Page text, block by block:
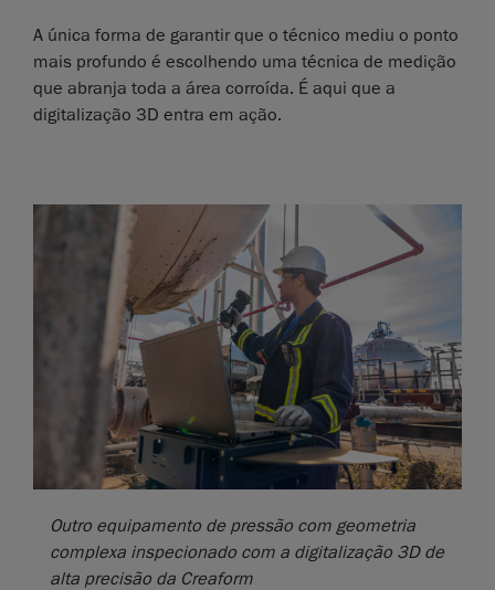
A única forma de garantir que o técnico mediu o ponto
mais profundo é escolhendo uma técnica de medição
que abranja toda a área corroída. É aqui que a
digitalização 3D entra em ação.
Outro equipamento de pressão com geometria
complexa inspecionado com a digitalização 3D de
alta precisão da Creaform